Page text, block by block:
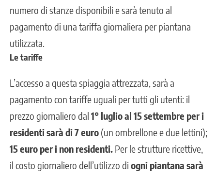
numero di stanze disponibili e sarà tenuto al
pagamento di una tariffa giornaliera per piantana
utilizzata.
Le tariffe
L’accesso a questa spiaggia attrezzata, sarà a
pagamento con tariffe uguali per tutti gli utenti: il
prezzo giornaliero dal 1° luglio al 15 settembre per i
residenti sarà di 7 euro (un ombrellone e due lettini);
15 euro per i non residenti. Per le strutture ricettive,
il costo giornaliero dell’utilizzo di ogni piantana sarà